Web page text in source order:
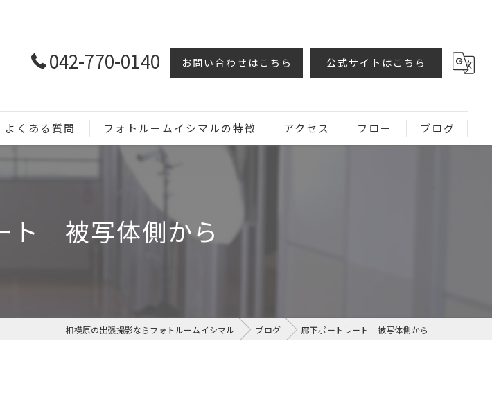
042-770-0140 お問い合わせはこちら 公式サイトはこちら
よくある質問 フォトルームイシマルの特徴
商品撮影
アクセス フロー ブログ
ト 被写体側から
相模原の出張撮影ならフォトルームイシマル ブログ 廊下ポートレート 被写体側から